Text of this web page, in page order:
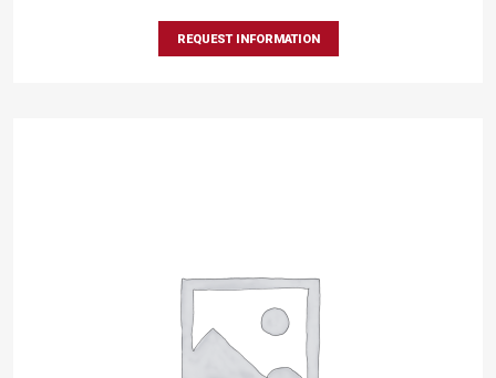
REQUEST INFORMATION